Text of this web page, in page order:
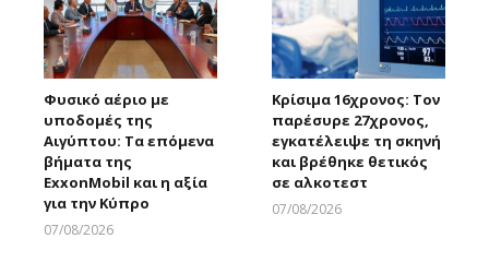
Φυσικό αέριο με
υποδομές της
Αιγύπτου: Τα επόμενα
βήματα της
ExxonMobil και η αξία
για την Κύπρο
07/08/2026
Κρίσιμα 16χρονος: Τον
παρέσυρε 27χρονος,
εγκατέλειψε τη σκηνή
και βρέθηκε θετικός
σε αλκοτεστ
07/08/2026